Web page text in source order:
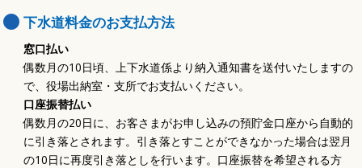
下水道料金のお支払方法
窓口払い
偶数月の10日頃、上下水道係より納入通知書を送付いたしますの
で、役場出納室・支所でお支払いください。
口座振替払い
偶数月の20日に、お客さまがお申し込みの預貯金口座から自動的
に引き落とされます。引き落とすことができなかった場合は翌月
の10日に再度引き落としを行います。口座振替を希望される方